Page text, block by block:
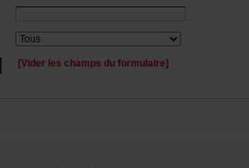
[Viderleschampsduformulaire]